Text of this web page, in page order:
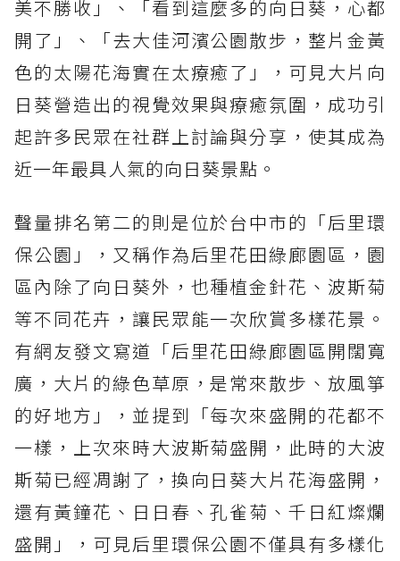
美不勝收」、「看到這麼多的向日葵，心都
開了」、「去大佳河濱公園散步，整片金黃
色的太陽花海實在太療癒了」，可見大片向
日葵營造出的視覺效果與療癒氛圍，成功引
起許多民眾在社群上討論與分享，使其成為
近一年最具人氣的向日葵景點。
聲量排名第二的則是位於台中市的「后里環
保公園」，又稱作為后里花田綠廊園區，園
區內除了向日葵外，也種植金針花、波斯菊
等不同花卉，讓民眾能一次欣賞多樣花景。
有網友發文寫道「后里花田綠廊園區開闊寬
廣，大片的綠色草原，是常來散步、放風箏
的好地方」，並提到「每次來盛開的花都不
一樣，上次來時大波斯菊盛開，此時的大波
斯菊已經凋謝了，換向日葵大片花海盛開，
還有黃鐘花、日日春、孔雀菊、千日紅燦爛
盛開」，可見后里環保公園不僅具有多樣化